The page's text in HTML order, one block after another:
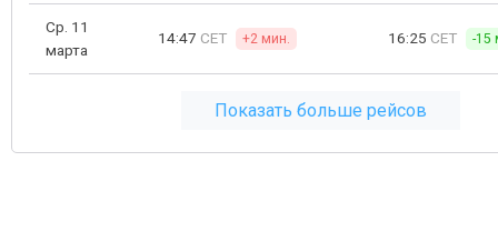
Ср. 11
марта
14:47 CET +2 мин. 16:25 CET -15
Показать больше рейсов